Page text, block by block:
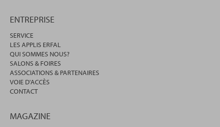
ENTREPRISE
SERVICE
LES APPLIS ERFAL
QUI SOMMES NOUS?
SALONS & FOIRES
ASSOCIATIONS & PARTENAIRES
VOIE D'ACCÈS
CONTACT
MAGAZINE